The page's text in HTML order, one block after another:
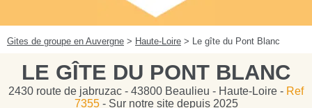
Gites de groupe en Auvergne > Haute-Loire > Le gîte du Pont Blanc
LE GÎTE DU PONT BLANC
2430 route de jabruzac - 43800 Beaulieu - Haute-Loire - Ref
7355- Sur notre site depuis 2025